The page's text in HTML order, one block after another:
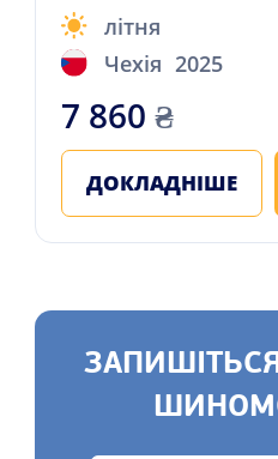
літня
Чехія 2025
7 860 ₴
ДОКЛАДНІШЕ